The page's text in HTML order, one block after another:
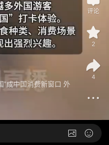
”成中国消费新窗口 外
评论
2
4